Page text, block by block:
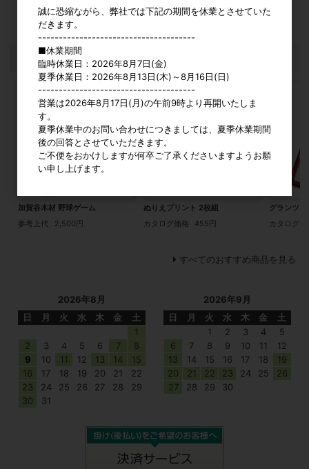
おすすめ商品
加賀谷木材 野球ゲーム
参考上代
2,500円
ぬりえプリント 2枚組
カタログ価格
455円
グランツ
カタログ価
すべてのおすすめ商品を見る
2026年8月
日
月 火 水 木 金
土
1
2
3 4 5 6 7
8
9
10 11 12 13 14
15
16
17 18 19 20 21
22
23
24 25 26 27 28
29
30
31
2026年9月
日
月 火 水 木 金
土
1
2 3 4
5
6
7 8 9 10 11
12
13
14 15 16 17 18
19
20
21 22 23 24 25
26
27
28 29 30
誠に恐縮ながら、弊社では下記の期間を休業とさせていた
だきます。
--------------------------------------
■休業期間
臨時休業日：2026年8月7日(金)
夏季休業日：2026年8月13日(木)～8月16日(日)
--------------------------------------
営業は2026年8月17日(月)の午前9時より再開いたしま
す。
夏季休業中のお問い合わせにつきましては、夏季休業期間
後の回答とさせていただきます。
ご不便をおかけしますが何卒ご了承くださいますようお願
い申し上げます。